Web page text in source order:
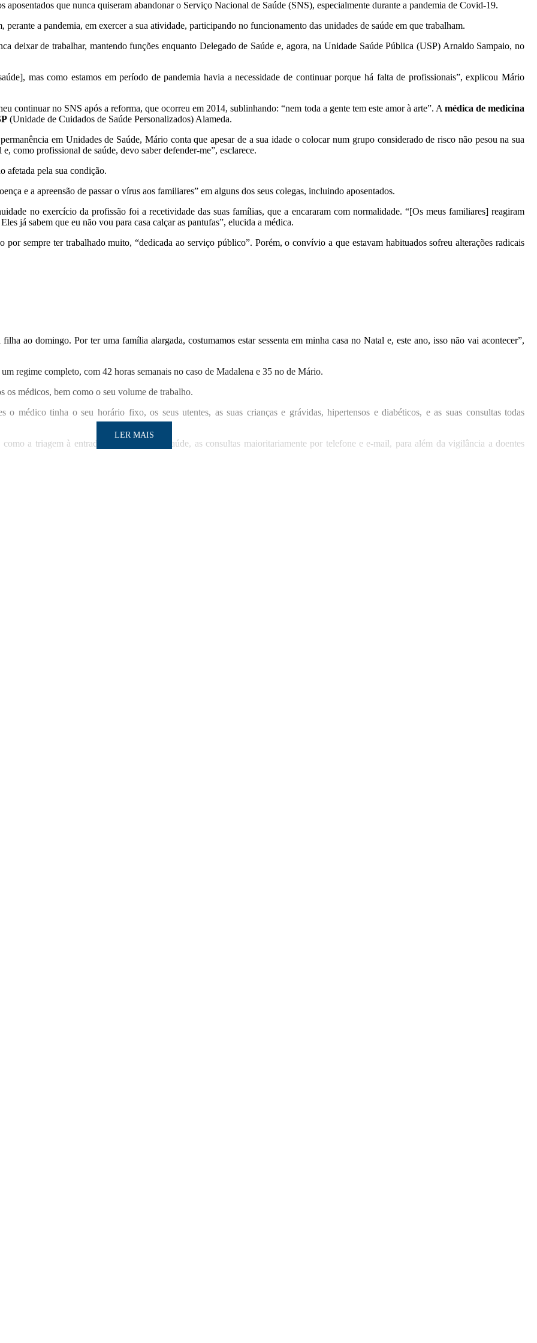
que nunca quiseram abandonar o Serviço Nacional de Saúde (SNS), especialmente durante a pandemia de Covid-19.
a pandemia, em exercer a sua atividade, participando no funcionamento das unidades de saúde em que trabalham.
deixar de trabalhar, mantendo funções enquanto Delegado de Saúde e, agora, na Unidade Saúde Pública (USP) Arnaldo Sampaio, no
mas como estamos em período de pandemia havia a necessidade de continuar porque há falta de profissionais”, explicou Mário
continuar no SNS após a reforma, que ocorreu em 2014, sublinhando: “nem toda a gente tem este amor à arte”. A médica de medicina
(Unidade de Cuidados de Saúde Personalizados) Alameda.
em Unidades de Saúde, Mário conta que apesar de a sua idade o colocar num grupo considerado de risco não pesou na sua
como profissional de saúde, devo saber defender-me”, esclarece.
afetada pela sua condição.
e a apreensão de passar o vírus aos familiares” em alguns dos seus colegas, incluindo aposentados.
no exercício da profissão foi a recetividade das suas famílias, que a encararam com normalidade. “[Os meus familiares] reagiram
já sabem que eu não vou para casa calçar as pantufas”, elucida a médica.
sempre ter trabalhado muito, “dedicada ao serviço público”. Porém, o convívio a que estavam habituados sofreu alterações radicais
ao domingo. Por ter uma família alargada, costumamos estar sessenta em minha casa no Natal e, este ano, isso não vai acontecer”,
regime completo, com 42 horas semanais no caso de Madalena e 35 no de Mário.
os médicos, bem como o seu volume de trabalho.
o médico tinha o seu horário fixo, os seus utentes, as suas crianças e grávidas, hipertensos e diabéticos, e as suas consultas todas
a triagem à entrada dos serviços de saúde, as consultas maioritariamente por telefone e e-mail, para além da vigilância a doentes
gerir bem a situação aqui”, reforçou o médico.
feita ao abrigo do decreto-lei n.º 89/2010, o qual veio estabelecer um regime excecional que permite, enquanto não for possível suprir a
continua a ser extremamente necessária porque não há médicos novos para compensar os que se aposentaram e os que continuam a sair
não se conseguem contratar porque não se fabricam médicos desta especialidade. Este é um problema que dura há décadas”.
excecional de contratação até 31 de dezembro de 2021.
e outubro deste ano, por um período inicial de quatro meses, segundo dados fornecidos pelo Sindicato Independente dos Médicos
formação e investigação
de família
continuados
da asma
e cada profissional faz a diferença”
com nova regras do registo, alerta associação
níveis elevados de Lp(a), revela estudo
negativo metastático em doentes não elegíveis para inibidores PD-(L)1
Insuficiência Cardíaca” da Bayer
demência
LER MAIS